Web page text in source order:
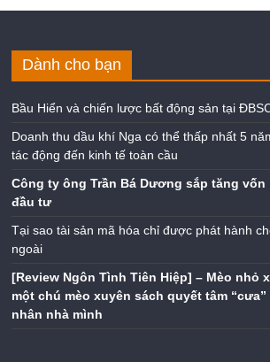
Dành cho bạn
Bầu Hiển và chiến lược bất động sản tại
Doanh thu dầu khí Nga có thể thấp nhất 5
tác động đến kinh tế toàn cầu
Công ty ông Trần Bá Dương sắp tăng vốn
đầu tư
Tại sao tài sản mã hóa chỉ được phát hành
ngoài
[Review Ngôn Tình Tiên Hiệp] – Mèo nhỏ
một chú mèo xuyên sách quyết tâm
nhân nhà mình